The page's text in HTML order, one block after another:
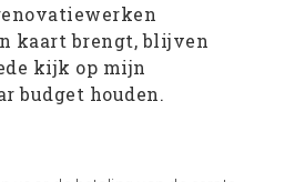
kaart brengt, blijven
kijk op mijn
budget houden.